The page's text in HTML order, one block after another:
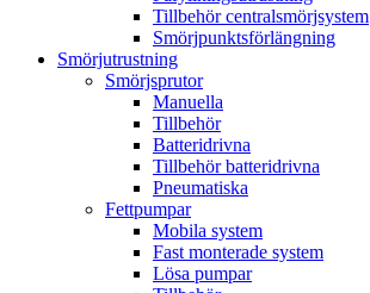
Tillbehör centralsmörjsystem
Smörjpunktsförlängning
Smörjutrustning
Smörjsprutor
Manuella
Tillbehör
Batteridrivna
Tillbehör batteridrivna
Pneumatiska
Fettpumpar
Mobila system
Fast monterade system
Lösa pumpar